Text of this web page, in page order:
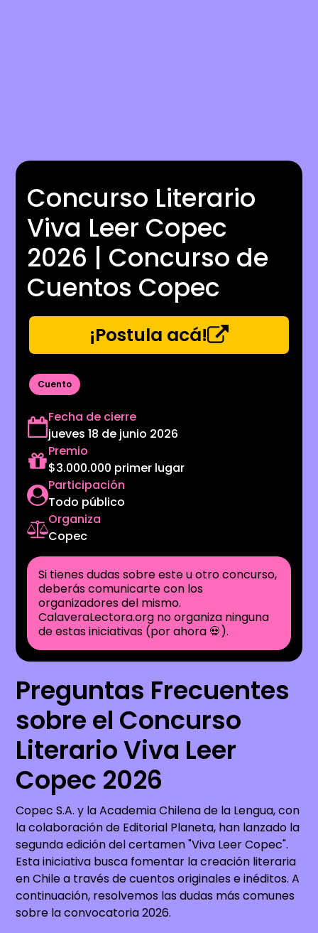
Preguntas Frecuentes
sobre el Concurso
Literario Viva Leer
Copec 2026
Copec S.A. y la Academia Chilena de la Lengua, con
la colaboración de Editorial Planeta, han lanzado la
segunda edición del certamen "Viva Leer Copec".
Esta iniciativa busca fomentar la creación literaria
en Chile a través de cuentos originales e inéditos. A
continuación, resolvemos las dudas más comunes
sobre la convocatoria 2026.
Concurso Literario
Viva Leer Copec
2026 | Concurso de
Cuentos Copec
¡Postula acá!
Cuento
Fecha de cierre
jueves 18 de junio 2026
Premio
$3.000.000 primer lugar
Participación
Todo público
Organiza
Copec
Si tienes dudas sobre este u otro concurso,
deberás comunicarte con los
organizadores del mismo.
CalaveraLectora.org no organiza ninguna
de estas iniciativas (por ahora 💀).